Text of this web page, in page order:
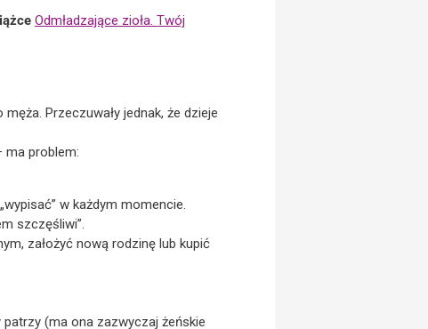
Odmładzające zioła. Twój
Przeczuwały jednak, że dzieje
ma problem:
w każdym momencie.
szczęśliwi”.
założyć nową rodzinę lub kupić
(ma ona zazwyczaj żeńskie